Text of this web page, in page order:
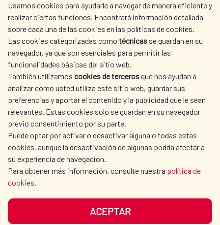
Usamos cookies para ayudarle a navegar de manera eficiente y
realizar ciertas funciones. Encontrará información detallada
sobre cada una de las cookies en las políticas de cookies.
Las cookies categorizadas como técnicas se guardan en su
navegador, ya que son esenciales para permitir las
funcionalidades básicas del sitio web.
También utilizamos cookies de tercerosque nos ayudan a
analizar cómo usted utiliza este sitio web, guardar sus
preferencias y aportar el contenido y la publicidad que le sean
relevantes. Estas cookies solo se guardan en su navegador
previo consentimiento por su parte.
Puede optar por activar o desactivar alguna o todas estas
cookies, aunque la desactivación de algunas podría afectar a
su experiencia de navegación.
Para obtener más información, consulte nuestra política de
cookies.
ACEPTAR
AECID
WHERE DO WE COOPERATE?
SPANISH HUMANITARIAN
ACTION
PRESS ROOM
CULTURE AND SCIENCE LIBRARY
OUR SOCIAL MEDIA
DATA PROTECTION